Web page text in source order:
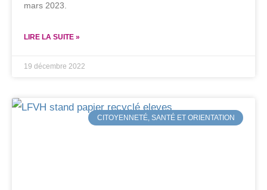
mars 2023.
LIRE LA SUITE »
19 décembre 2022
CITOYENNETÉ, SANTÉ ET ORIENTATION